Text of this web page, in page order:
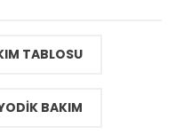
TABLOSU
BAKIM